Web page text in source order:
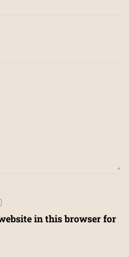
in this browser for